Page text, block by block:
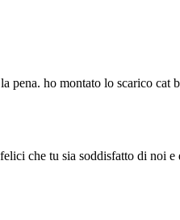
pena. ho montato lo scarico
che tu sia soddisfatto di